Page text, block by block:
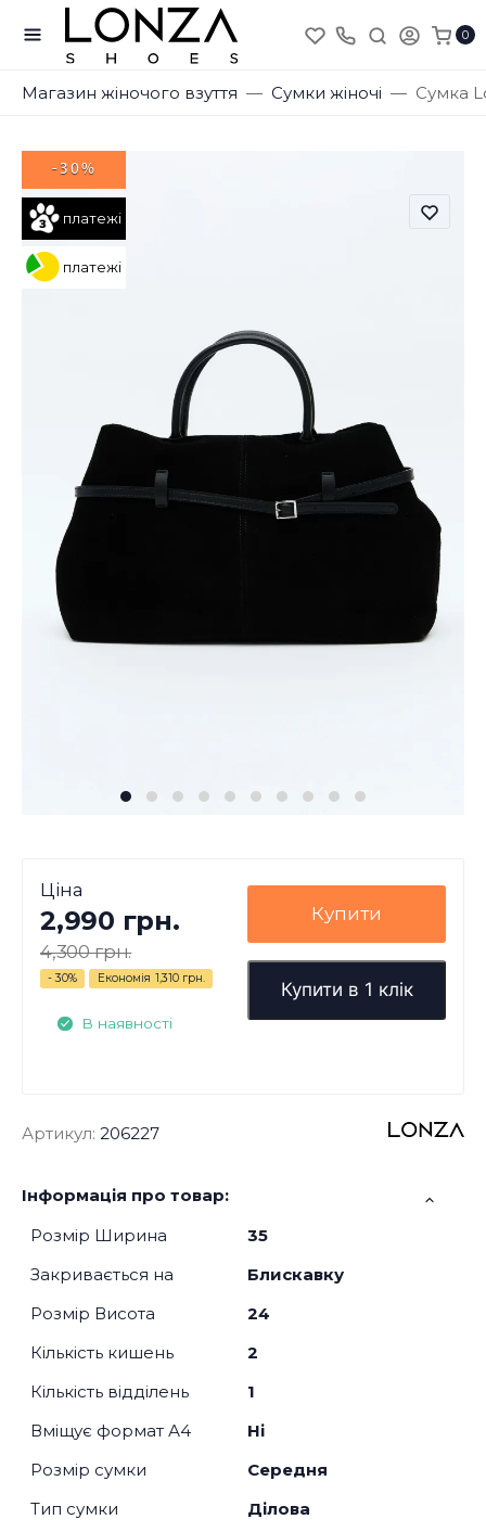
0
Магазин жіночого взуття Сумки жіночі Сумка
платежі
платежі
-30%
Ціна
2,990 грн.
4,300 грн.
- 30% Економія 1,310 грн.
В наявності
Купити
Купити в 1 клік
Артикул: 206227
Інформація про товар:
Розмір Ширина
35
Закривається на
Блискавку
Розмір Висота
24
Кількість кишень
2
Кількість відділень
1
Вміщує формат А4
Ні
Розмір сумки
Середня
Тип сумки
Ділова